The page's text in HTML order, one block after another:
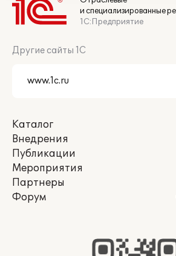
и специализированные
1С:Предприятие
Другие сайты 1С
Каталог
Внедрения
Публикации
Мероприятия
Партнеры
Форум